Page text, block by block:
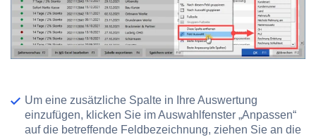
Um eine zusätzliche Spalte in Ihre Auswertung
einzufügen, klicken Sie im Auswahlfenster „Anpassen“
auf die betreffende Feldbezeichnung, ziehen Sie an die